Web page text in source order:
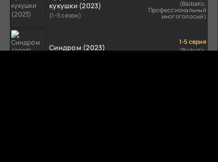
кукушки (2023)
(1-5 сезон)
(BaibaKo,
Профессиональный
многоголосый)
Синдром (2023)
1-5 серия
(BaibaKo,